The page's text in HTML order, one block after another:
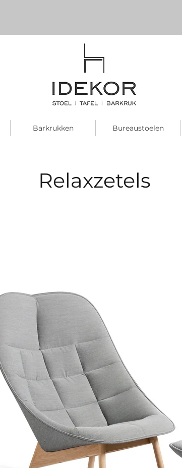
Barkrukken Bureaustoelen
Relaxzetels